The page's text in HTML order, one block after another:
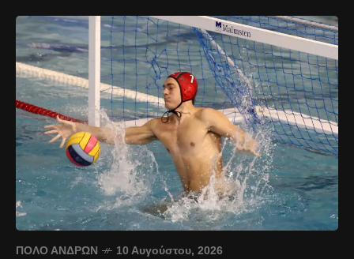
ΠΌΛΟ ΑΝΔΡΏΝ 10 Αυγούστου, 2026